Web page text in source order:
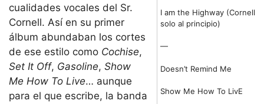
I am the Highway (Cornell
solo al principio)
—
Doesn’t Remind Me
Show Me How To LivE
cualidades vocales del Sr.
Cornell. Así en su primer
álbum abundaban los cortes
de ese estilo como Cochise,
Set It Off, Gasoline, Show
Me How To Live… aunque
para el que escribe, la banda